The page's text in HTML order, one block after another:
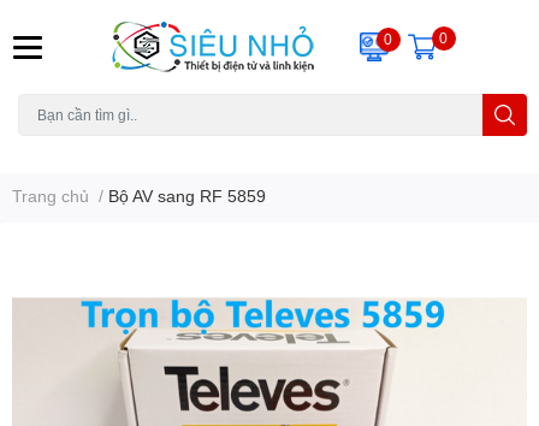
0 0
Trang chủ / Bộ AV sang RF 5859